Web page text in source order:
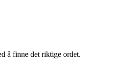
å finne det riktige ordet.